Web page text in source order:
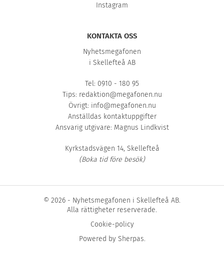
Instagram
KONTAKTA OSS
Nyhetsmegafonen
i Skellefteå AB
Tel: 0910 - 180 95
Tips: redaktion@megafonen.nu
Övrigt: info@megafonen.nu
Anställdas kontaktuppgifter
Ansvarig utgivare: Magnus Lindkvist
Kyrkstadsvägen 14, Skellefteå
(Boka tid före besök)
© 2026 - Nyhetsmegafonen i Skellefteå AB.
Alla rättigheter reserverade.
Cookie-policy
Powered by Sherpas.